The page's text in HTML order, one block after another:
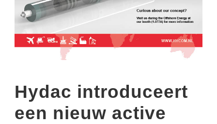
Hydac introduceert
een nieuw active